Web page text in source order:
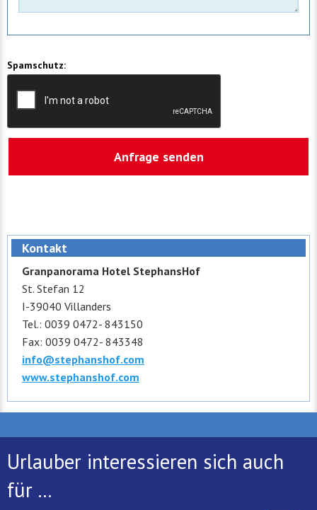
Spamschutz:
Kontakt
Granpanorama Hotel StephansHof
St. Stefan 12
I-39040 Villanders
Tel.: 0039 0472- 843150
Fax: 0039 0472- 843348
info@stephanshof.com
www.stephanshof.com
Urlauber interessieren sich auch
für ...